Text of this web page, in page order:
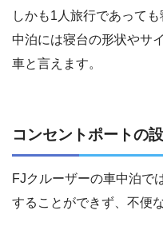
しかも1人旅行であって
中泊には寝台の形状やサ
車と言えます。
コンセントポートの
FJクルーザーの車中泊で
することができず、不便